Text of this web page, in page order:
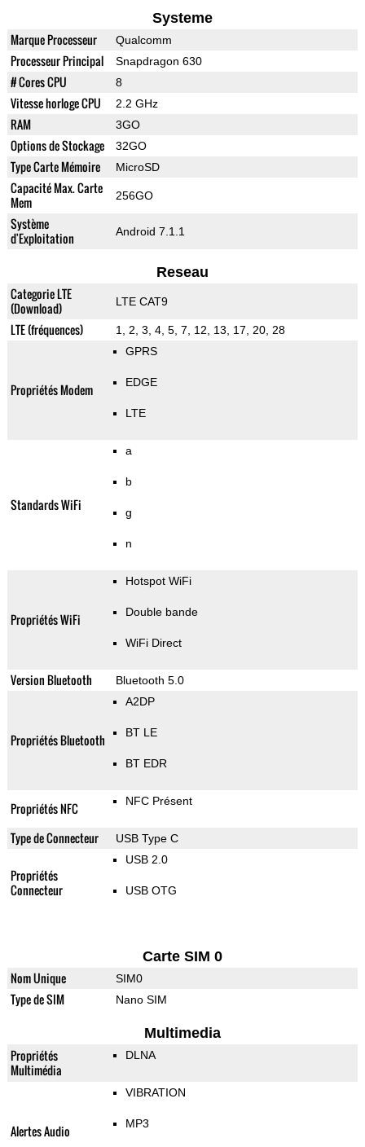
Systeme
Marque Processeur Qualcomm
Processeur Principal Snapdragon 630
# Cores CPU 8
Vitesse horloge CPU 2.2 GHz
RAM 3GO
Options de Stockage 32GO
Type Carte Mémoire MicroSD
Capacité Max. Carte
Mem
256GO
Système
d'Exploitation
Android 7.1.1
Reseau
Categorie LTE
(Download)
LTE CAT9
LTE (fréquences) 1, 2, 3, 4, 5, 7, 12, 13, 17, 20, 28
Propriétés Modem
GPRS
EDGE
LTE
Standards WiFi
a
b
g
n
Propriétés WiFi
Hotspot WiFi
Double bande
WiFi Direct
Version Bluetooth Bluetooth 5.0
Propriétés Bluetooth
A2DP
BT LE
BT EDR
Propriétés NFC NFC Présent
Type de Connecteur USB Type C
Propriétés
Connecteur
USB 2.0
USB OTG
Carte SIM 0
Nom Unique SIM0
Type de SIM Nano SIM
Multimedia
Propriétés
Multimédia
DLNA
Alertes Audio
VIBRATION
MP3